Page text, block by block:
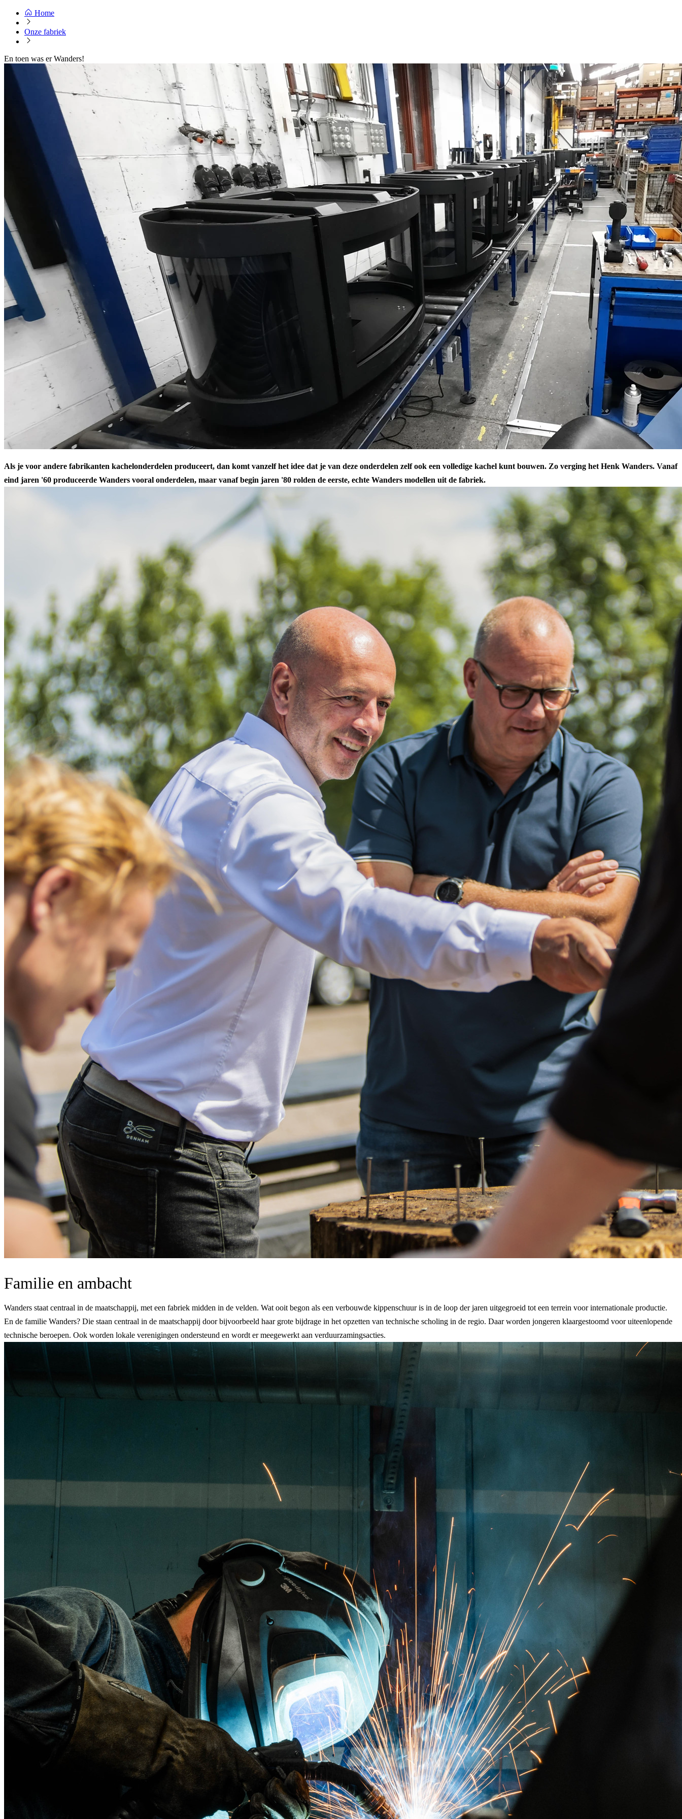
Home
Onze fabriek
En toen was er Wanders!
Als je voor andere fabrikanten kachelonderdelen produceert, dan komt vanzelf het idee dat je van deze onderdelen zelf ook een volledige kachel kunt bouwen. Zo verging het Henk Wanders. Vanaf
eind jaren '60 produceerde Wanders vooral onderdelen, maar vanaf begin jaren '80 rolden de eerste, echte Wanders modellen uit de fabriek.
Familie en ambacht
Wanders staat centraal in de maatschappij, met een fabriek midden in de velden. Wat ooit begon als een verbouwde kippenschuur is in de loop der jaren uitgegroeid tot een terrein voor internationale productie.
En de familie Wanders? Die staan centraal in de maatschappij door bijvoorbeeld haar grote bijdrage in het opzetten van technische scholing in de regio. Daar worden jongeren klaargestoomd voor uiteenlopende
technische beroepen. Ook worden lokale verenigingen ondersteund en wordt er meegewerkt aan verduurzamingsacties.